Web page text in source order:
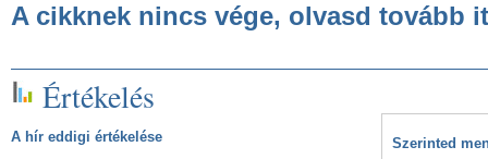
A cikknek nincs vége, olvasd tovább
Értékelés
A hír eddigi értékelése Szerinted